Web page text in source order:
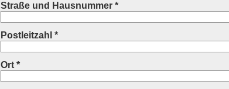
Straße und Hausnummer *
Postleitzahl *
Ort *